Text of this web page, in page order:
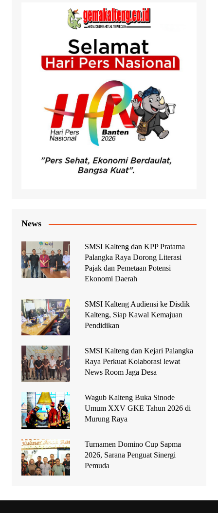
News
SMSI Kalteng dan KPP Pratama
Palangka Raya Dorong Literasi
Pajak dan Pemetaan Potensi
Ekonomi Daerah
SMSI Kalteng Audiensi ke Disdik
Kalteng, Siap Kawal Kemajuan
Pendidikan
SMSI Kalteng dan Kejari Palangka
Raya Perkuat Kolaborasi lewat
News Room Jaga Desa
Wagub Kalteng Buka Sinode
Umum XXV GKE Tahun 2026 di
Murung Raya
Turnamen Domino Cup Sapma
2026, Sarana Penguat Sinergi
Pemuda